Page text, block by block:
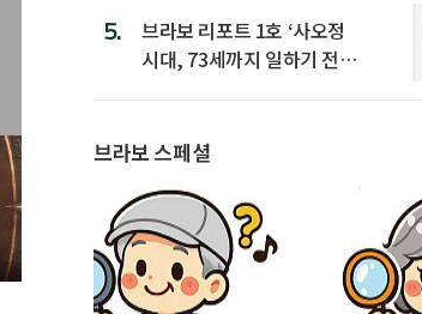
5.
브라보 리포트 1호 ‘사오정
시대, 73세까지 일하기 전략’
브라보 스페셜